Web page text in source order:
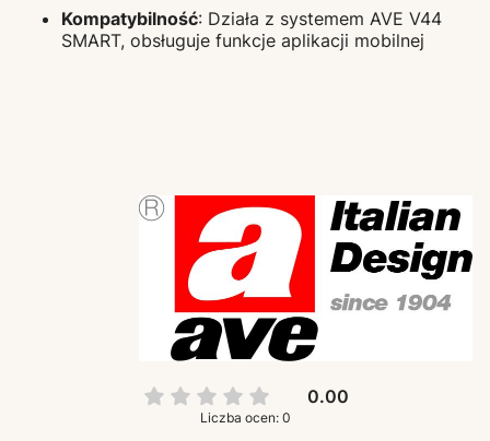
Kompatybilność: Działa z systemem AVE V44
SMART, obsługuje funkcje aplikacji mobilnej
0.00
Liczba ocen: 0